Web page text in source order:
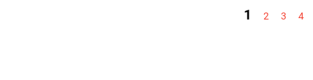
1 2 3 4